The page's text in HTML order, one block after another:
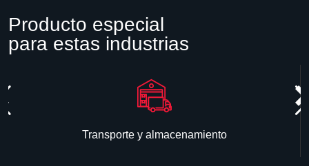
Producto especial
para estas industrias
Transporte y almacenamiento